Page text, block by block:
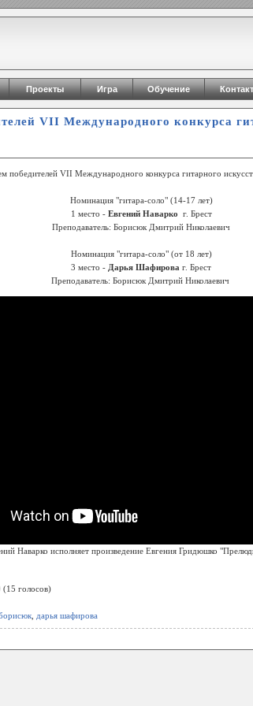
Проекты Игра Обучение Контакт
VІІ Международного конкурса
победителей VІІ Международного конкурса гитарного
Номинация "гитара-соло" (14-17 лет)
1 место - Евгений Наварко г. Брест
Преподаватель: Борисюк Дмитрий Николаевич
Номинация "гитара-соло" (от 18 лет)
3 место - Дарья Шафирова г. Брест
Преподаватель: Борисюк Дмитрий Николаевич
Наварко исполняет произведение Евгения Гридюшко
голосов)
дарья шафирова